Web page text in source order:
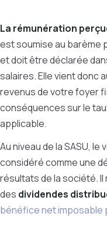
La rémunération
est soumise au barème
et doit être déclarée
salaires. Elle vient donc
revenus de votre foyer
conséquences sur le
applicable.
Au niveau de la SASU,
considéré comme une
résultats de la société. Il
des dividendes
bénéfice net imposable